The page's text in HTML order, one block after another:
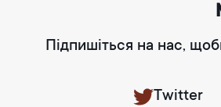
Підпишіться на нас,
Twitter